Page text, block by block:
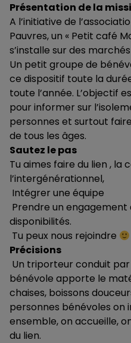
Présentation de la
A l’initiative de
Pauvres, un « Petit café
s’installe sur des
Un petit groupe de
ce dispositif toute la
toute l’année. L’objectif
pour informer sur
personnes et surtout
de tous les âges.
Sautez le pas
Tu aimes faire du lien , la
l’intergénérationnel,
Intégrer une équipe
Prendre un engagement
disponibilités.
Tu peux nous rejoindre
Précisions
Un triporteur conduit par
bénévole apporte le
chaises, boissons
personnes bénévoles on
ensemble, on accueille,
du lien.